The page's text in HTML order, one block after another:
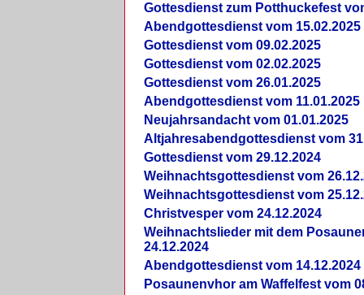
Gottesdienst zum Potthuckefest
Abendgottesdienst vom 15.02.2025
Gottesdienst vom 09.02.2025
Gottesdienst vom 02.02.2025
Gottesdienst vom 26.01.2025
Abendgottesdienst vom 11.01.2025
Neujahrsandacht vom 01.01.2025
Altjahresabendgottesdienst vom
Gottesdienst vom 29.12.2024
Weihnachtsgottesdienst vom
Weihnachtsgottesdienst vom
Christvesper vom 24.12.2024
Weihnachtslieder mit dem
24.12.2024
Abendgottesdienst vom 14.12.2024
Posaunenvhor am Waffelfest vom